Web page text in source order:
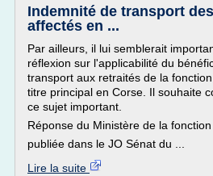
Indemnité de transport
affectés en ...
Par ailleurs, il lui semblerait
réflexion sur l'applicabilité du
transport aux retraités de la
titre principal en Corse. Il souhaite
ce sujet important.
Réponse du Ministère de la
publiée dans le JO Sénat du ...
Lire la suite